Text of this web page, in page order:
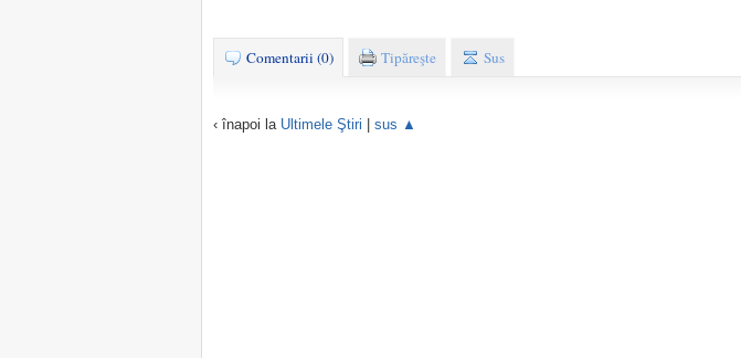
Comentarii (0) Tipăreşte Sus
‹ înapoi la Ultimele Ştiri sus ▲